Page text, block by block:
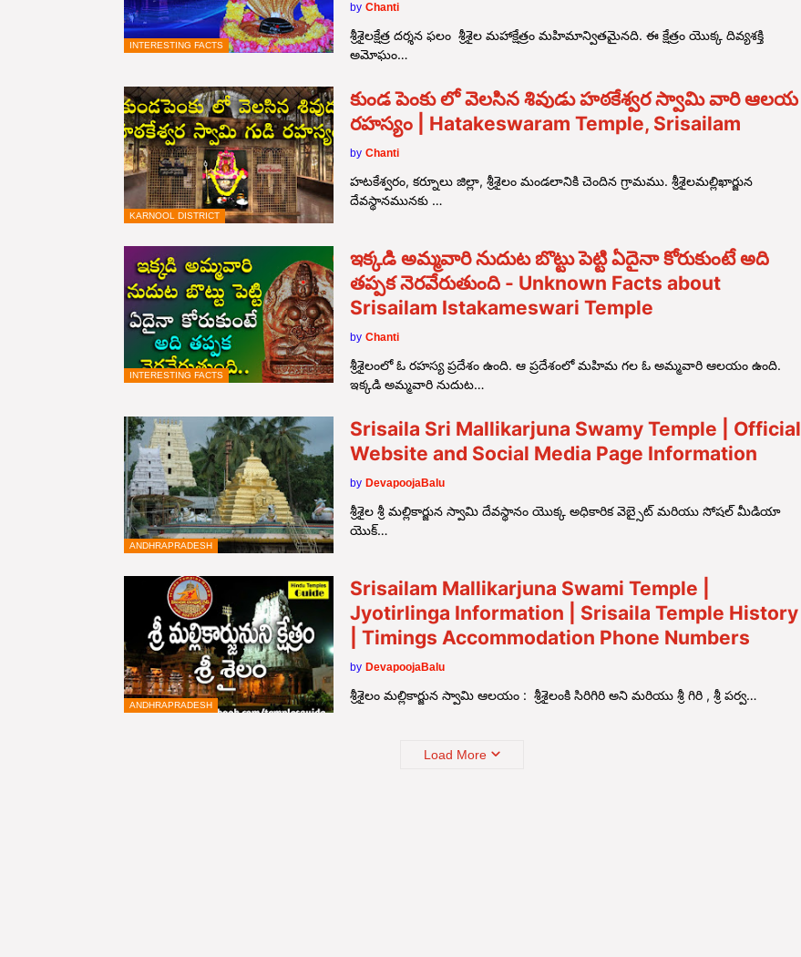
INTERESTING FACTS
by Chanti
శ్రీశైలక్షేత్ర దర్శన ఫలం శ్రీశైల మహాక్షేత్రం మహిమాన్వితమైనది. ఈ క్షేత్రం యొక్క దివ్యశక్తి
అమోఘం…
KARNOOL DISTRICT
కుండ పెంకు లో వెలసిన శివుడు హఠకేశ్వర స్వామి వారి ఆలయ
రహస్యం | Hatakeswaram Temple, Srisailam
by Chanti
హటకేశ్వరం, కర్నూలు జిల్లా, శ్రీశైలం మండలానికి చెందిన గ్రామము. శ్రీశైలమల్లిఖార్జున
దేవస్థానమునకు …
INTERESTING FACTS
ఇక్కడి అమ్మవారి నుదుట బొట్టు పెట్టి ఏదైనా కోరుకుంటే అది
తప్పక నెరవేరుతుంది - Unknown Facts about
Srisailam Istakameswari Temple
by Chanti
శ్రీశైలంలో ఓ రహస్య ప్రదేశం ఉంది. ఆ ప్రదేశంలో మహిమ గల ఓ అమ్మవారి ఆలయం ఉంది.
ఇక్కడి అమ్మవారి నుదుట…
ANDHRAPRADESH
Srisaila Sri Mallikarjuna Swamy Temple | Official
Website and Social Media Page Information
by DevapoojaBalu
శ్రీశైల శ్రీ మల్లికార్జున స్వామి దేవస్థానం యొక్క అధికారిక వెబ్సైట్ మరియు సోషల్ మీడియా
యొక్…
ANDHRAPRADESH
Srisailam Mallikarjuna Swami Temple |
Jyotirlinga Information | Srisaila Temple History
| Timings Accommodation Phone Numbers
by DevapoojaBalu
శ్రీశైలం మల్లికార్జున స్వామి ఆలయం : శ్రీశైలంకి సిరిగిరి అని మరియు శ్రీ గిరి , శ్రీ పర్వ…
Load More